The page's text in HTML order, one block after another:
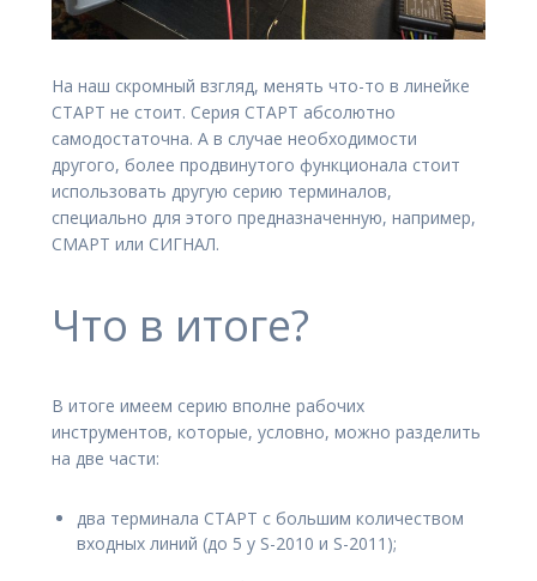
На наш скромный взгляд, менять что-то в линейке
СТАРТ не стоит. Серия СТАРТ абсолютно
самодостаточна. А в случае необходимости
другого, более продвинутого функционала стоит
использовать другую серию терминалов,
специально для этого предназначенную, например,
СМАРТ или СИГНАЛ.
Что в итоге?
В итоге имеем серию вполне рабочих
инструментов, которые, условно, можно разделить
на две части:
два терминала СТАРТ с большим количеством
входных линий (до 5 у S-2010 и S-2011);